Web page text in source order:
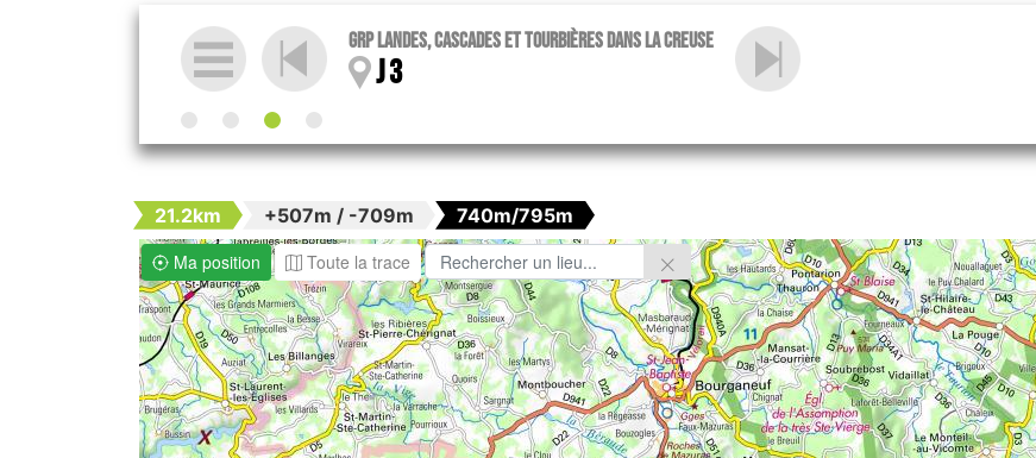
GRP Landes, cascades et tourbières dans la Creuse
J 3
21.2km +507m / -709m
740m/795m
Ma position
Toute la trace